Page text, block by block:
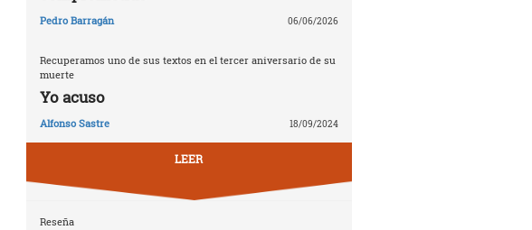
Pedro Barragán 06/06/2026
Recuperamos uno de sus textos en el tercer aniversario de su
muerte
Yo acuso
Alfonso Sastre 18/09/2024
LEER
Reseña